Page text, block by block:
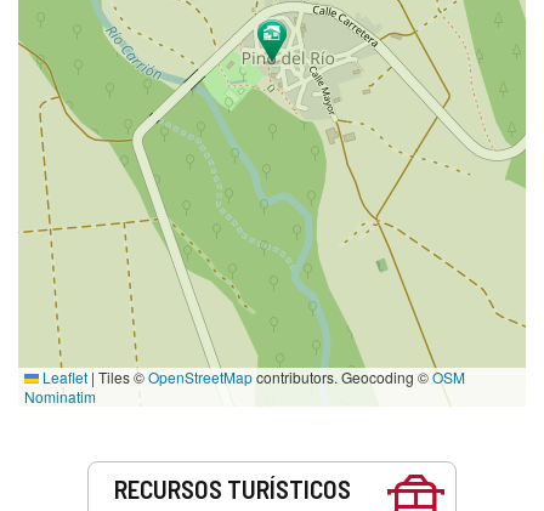
Leaflet | Tiles ©OpenStreetMapcontributors. Geocoding ©OSM
Nominatim
RECURSOS TURÍSTICOS